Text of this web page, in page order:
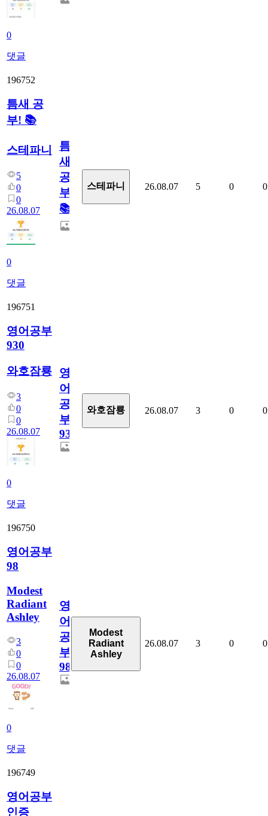
0
댓글
196752
틈새 공
부! 📚
스테파니
5
0
0
26.08.07
0
댓글
틈
새
공
부!
📚
스테파니 26.08.07 5 0 0
196751
영어공부
930
와호잠룡
3
0
0
26.08.07
0
댓글
영
어
공
부
930
와호잠룡 26.08.07 3 0 0
196750
영어공부
98
Modest
Radiant
Ashley
3
0
0
26.08.07
0
댓글
영
어
공
부
98
Modest
Radiant
Ashley
26.08.07 3 0 0
196749
영어공부
인증